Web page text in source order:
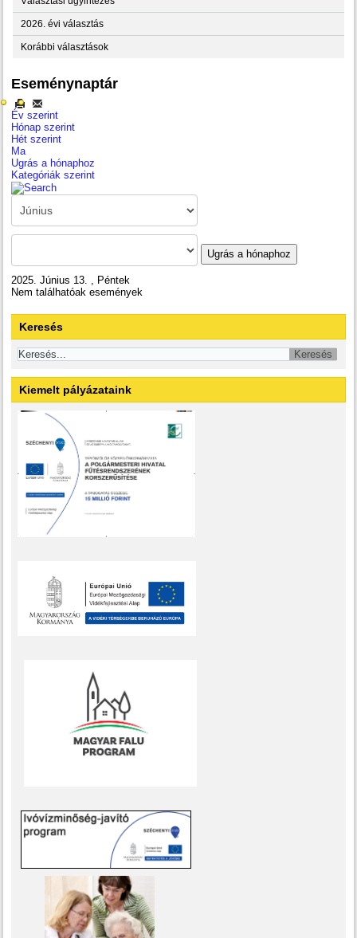
2026. évi választás
Korábbi választások
Eseménynaptár
Év szerint
Hónap szerint
Hét szerint
Ma
Ugrás a hónaphoz
Kategóriák szerint
Ugrás a hónaphoz
2025. Június 13. , Péntek
Nem találhatóak események
Keresés
Kiemelt pályázataink